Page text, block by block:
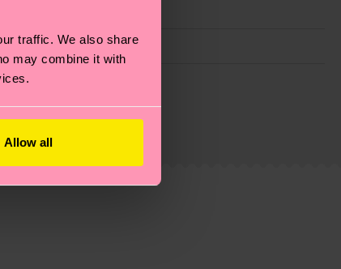
traffic. We also share
may combine it with
Allow all
von Emissionen, die richtige Pflege von
. Die Lieferzeit beginnt sobald deine Bestellung
Post in deinem Land abhängt.